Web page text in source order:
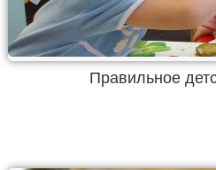
Правильное